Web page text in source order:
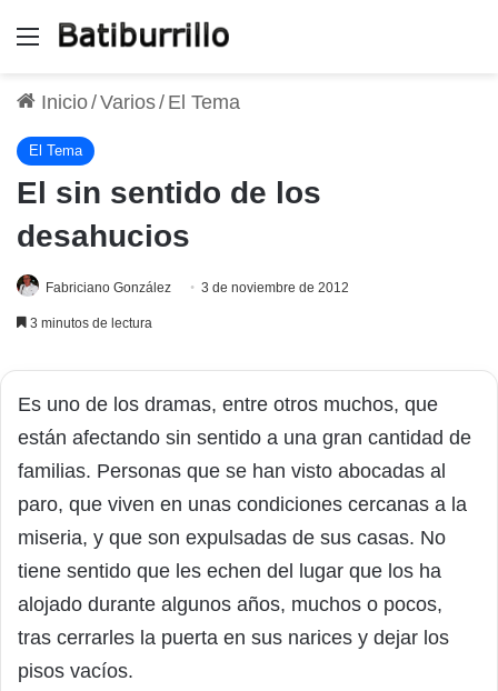
Menú
Inicio/Varios/ El Tema
El Tema
El sin sentido de los
desahucios
Fabriciano González 3 de noviembre de 2012
3 minutos de lectura
Es uno de los dramas, entre otros muchos, que
están afectando sin sentido a una gran cantidad de
familias. Personas que se han visto abocadas al
paro, que viven en unas condiciones cercanas a la
miseria, y que son expulsadas de sus casas. No
tiene sentido que les echen del lugar que los ha
alojado durante algunos años, muchos o pocos,
tras cerrarles la puerta en sus narices y dejar los
pisos vacíos.